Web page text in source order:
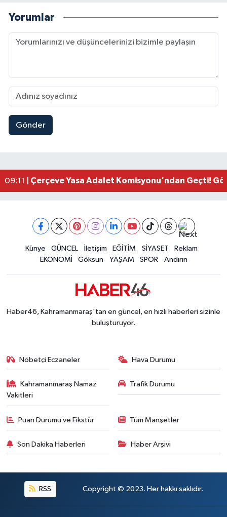
Yorumlar
Gönder
17:19 |Kahramanmaraşlı İşçi Adana'daki Tünel
09:11 | Çerçeve Yasa Adalet Komisyonu'ndan Geçti!
09:04 |Kahramanmaraş'taki Okul Saldırısı TBMM
Kahramanmaraş'ta Pusula Maraş Eğitim
Kahramanmaraş'ta Tarım İçin Su Seferberliği
20:02 |Kahramanmaraş'ta 5 Kilometrelik Yolda Sıcak
Künye GÜNCEL İletişim EĞİTİM SİYASET
Reklam
EKONOMİ
Göksun YAŞAM SPOR Andırın
Haber46, Kahramanmaraş'tan en güncel, en hızlı haberleri sizinle
buluşturuyor.
Nöbetçi Eczaneler Hava Durumu
Kahramanmaraş Namaz
Vakitleri
Trafik Durumu
Puan Durumu ve Fikstür Tüm Manşetler
Son Dakika Haberleri Haber Arşivi
RSS Copyright © 2023. Her hakkı saklıdır.